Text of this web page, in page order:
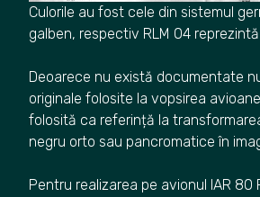
Culorile au fost cele din sistemul
galben, respectiv RLM 04
Deoarece nu există documentate
originale folosite la vopsirea
folosită ca referință la
negru orto sau pancromatice în
Pentru realizarea pe avionul IAR 80